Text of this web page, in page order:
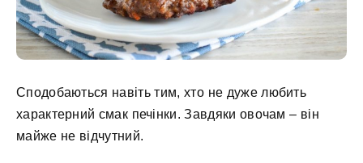
Сподобаються навіть тим, хто не дуже любить
характерний смак печінки. Завдяки овочам – він
майже не відчутний.